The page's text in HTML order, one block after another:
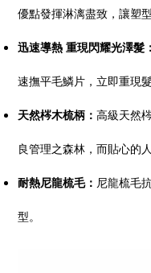
優點發揮淋漓盡致，讓塑
迅速導熱 重現閃耀光澤髮：
速撫平毛鱗片，立即重現髮
天然梣木梳柄： 高級天然
良管理之森林，而貼心的
耐熱尼龍梳毛： 尼龍梳毛
型。